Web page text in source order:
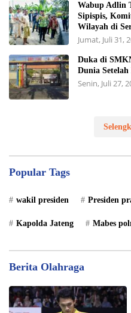
Wabup Adlin
Sipispis,
Wilayah di
Jumat, Juli 31,
Duka di
Dunia
Senin, Juli 27,
Popular Tags
wakil presiden Presiden
Kapolda Jateng Mabes
Berita Olahraga